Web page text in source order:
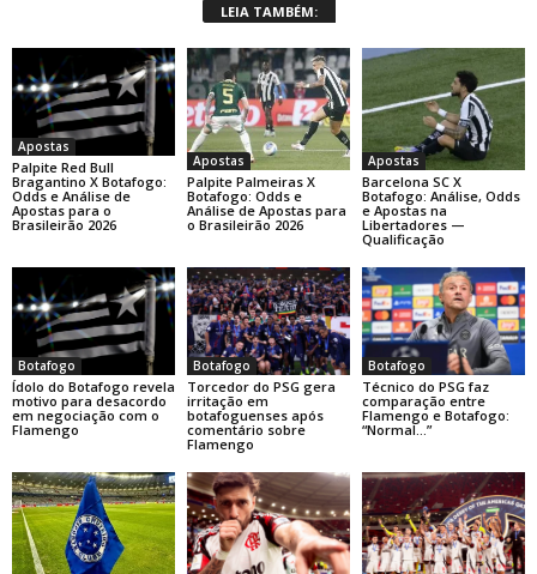
LEIA TAMBÉM:
Apostas
Palpite Red Bull
Bragantino X Botafogo:
Odds e Análise de
Apostas para o
Brasileirão 2026
Apostas
Palpite Palmeiras X
Botafogo: Odds e
Análise de Apostas para
o Brasileirão 2026
Apostas
Barcelona SC X
Botafogo: Análise, Odds
e Apostas na
Libertadores —
Qualificação
Botafogo
Ídolo do Botafogo revela
motivo para desacordo
em negociação com o
Flamengo
Botafogo
Torcedor do PSG gera
irritação em
botafoguenses após
comentário sobre
Flamengo
Botafogo
Técnico do PSG faz
comparação entre
Flamengo e Botafogo:
“Normal…”